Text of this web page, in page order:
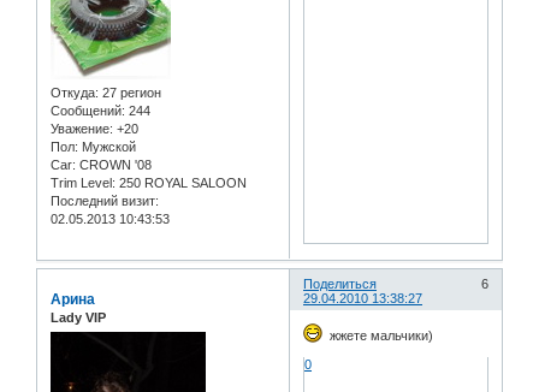
Откуда: 27 регион
Сообщений: 244
Уважение: +20
Пол: Мужской
Car: CROWN '08
Trim Level: 250 ROYAL SALOON
Последний визит:
02.05.2013 10:43:53
Поделиться
6
29.04.2010 13:38:27
Арина
Lady VIP
жжете мальчики)
0